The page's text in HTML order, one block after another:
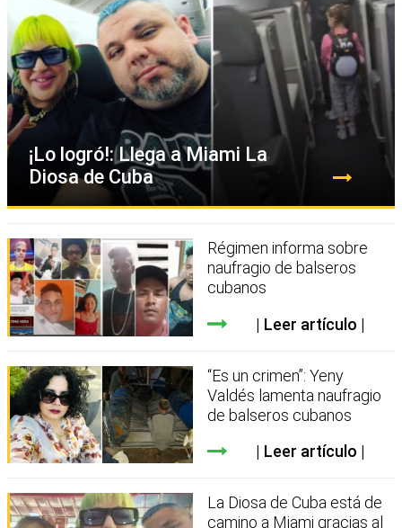
¡Lo logró!: Llega a Miami La
Diosa de Cuba
Régimen informa sobre
naufragio de balseros
cubanos
Leer artículo
“Es un crimen”: Yeny
Valdés lamenta naufragio
de balseros cubanos
Leer artículo
La Diosa de Cuba está de
camino a Miami gracias al